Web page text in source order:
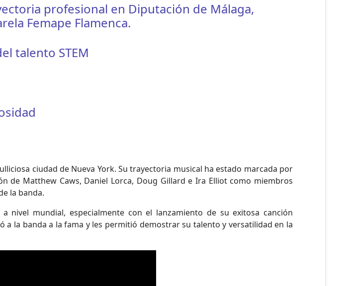
profesional en Diputación de Málaga,
Femape Flamenca.
talento STEM
ciudad de Nueva York. Su trayectoria musical ha estado marcada por
de Matthew Caws, Daniel Lorca, Doug Gillard e Ira Elliot como miembros
la banda.
nivel mundial, especialmente con el lanzamiento de su exitosa canción
a la banda a la fama y les permitió demostrar su talento y versatilidad en la